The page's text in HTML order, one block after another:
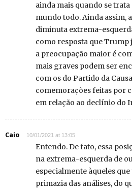
ainda mais quando se
mundo todo. Ainda assim,
diminuta extrema-
como resposta que Trump
a preocupação maior é
mais graves podem ser
com os do Partido da
comemorações feitas por
em relação ao declínio do
Caio 10/01/2021 at 13:05
Entendo. De fato, essa
na extrema-esquerda de
especialmente àqueles
primazia das análises, do